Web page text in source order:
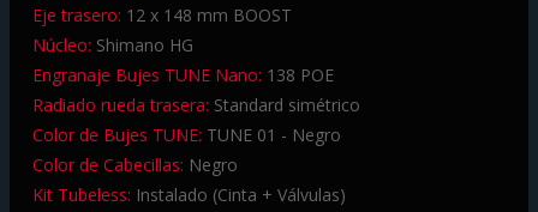
Eje trasero: 12 x 148 mm BOOST
Núcleo: Shimano HG
Engranaje Bujes TUNE Nano: 138 POE
Radiado rueda trasera: Standard simétrico
Color de Bujes TUNE: TUNE 01 - Negro
Color de Cabecillas: Negro
Kit Tubeless: Instalado (Cinta + Válvulas)